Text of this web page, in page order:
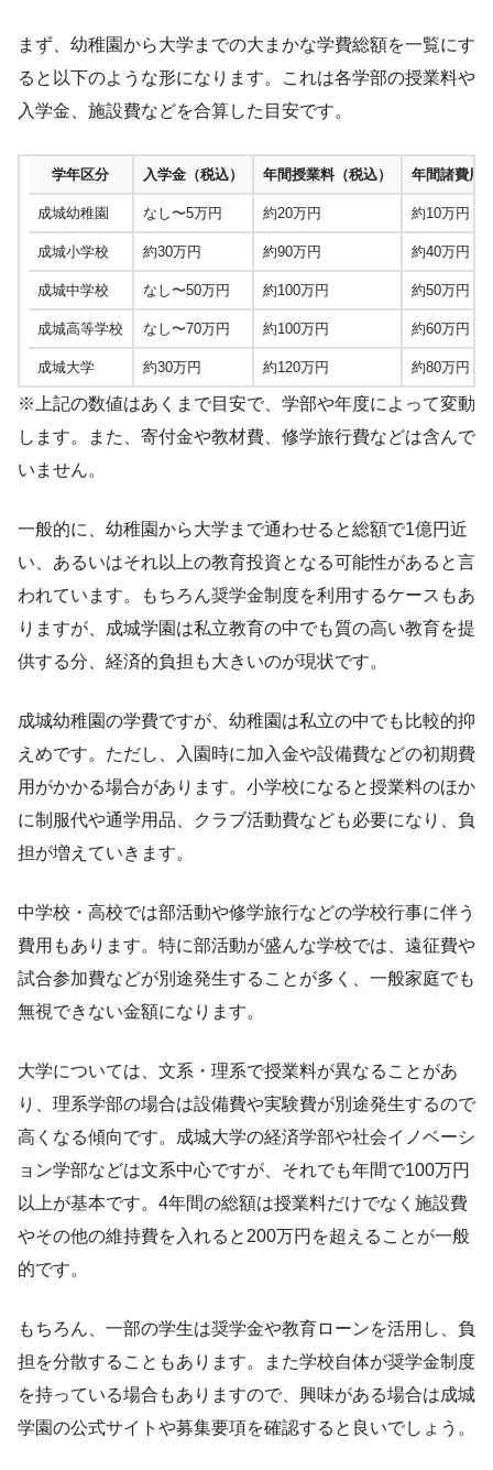
まず、幼稚園から大学までの大まかな学費総額を一覧にす
ると以下のような形になります。これは各学部の授業料や
入学金、施設費などを合算した目安です。
学年区分 入学金（税込） 年間授業料（税込） 年間諸費用
成城幼稚園 なし〜5万円 約20万円 約10万円
成城小学校 約30万円 約90万円 約40万円
成城中学校 なし〜50万円 約100万円 約50万円
成城高等学校 なし〜70万円 約100万円 約60万円
成城大学 約30万円 約120万円 約80万円
※上記の数値はあくまで目安で、学部や年度によって変動
します。また、寄付金や教材費、修学旅行費などは含んで
いません。
一般的に、幼稚園から大学まで通わせると総額で1億円近
い、あるいはそれ以上の教育投資となる可能性があると言
われています。もちろん奨学金制度を利用するケースもあ
りますが、成城学園は私立教育の中でも質の高い教育を提
供する分、経済的負担も大きいのが現状です。
成城幼稚園の学費ですが、幼稚園は私立の中でも比較的抑
えめです。ただし、入園時に加入金や設備費などの初期費
用がかかる場合があります。小学校になると授業料のほか
に制服代や通学用品、クラブ活動費なども必要になり、負
担が増えていきます。
中学校・高校では部活動や修学旅行などの学校行事に伴う
費用もあります。特に部活動が盛んな学校では、遠征費や
試合参加費などが別途発生することが多く、一般家庭でも
無視できない金額になります。
大学については、文系・理系で授業料が異なることがあ
り、理系学部の場合は設備費や実験費が別途発生するので
高くなる傾向です。成城大学の経済学部や社会イノベーシ
ョン学部などは文系中心ですが、それでも年間で100万円
以上が基本です。4年間の総額は授業料だけでなく施設費
やその他の維持費を入れると200万円を超えることが一般
的です。
もちろん、一部の学生は奨学金や教育ローンを活用し、負
担を分散することもあります。また学校自体が奨学金制度
を持っている場合もありますので、興味がある場合は成城
学園の公式サイトや募集要項を確認すると良いでしょう。